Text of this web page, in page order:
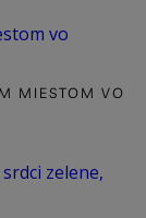
MIESTOM VO